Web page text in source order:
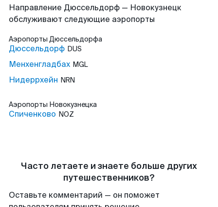
Направление Дюссельдорф — Новокузнецк
обслуживают следующие аэропорты
Аэропорты Дюссельдорфа
Дюссельдорф DUS
Менхенгладбах MGL
Нидеррхейн NRN
Аэропорты Новокузнецка
Спиченково NOZ
Часто летаете и знаете больше других
путешественников?
Оставьте комментарий — он поможет